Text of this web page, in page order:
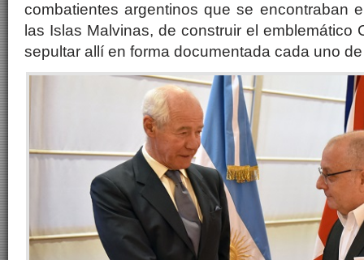
combatientes argentinos que se encontraban
las Islas Malvinas, de construir el emblemático
sepultar allí en forma documentada cada uno